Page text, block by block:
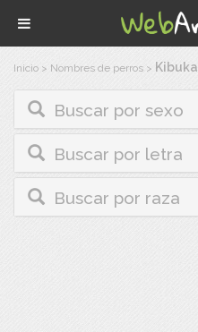
Inicio > Nombres de perros > Kibuka
Buscar por sexo
Buscar por letra
Buscar por raza